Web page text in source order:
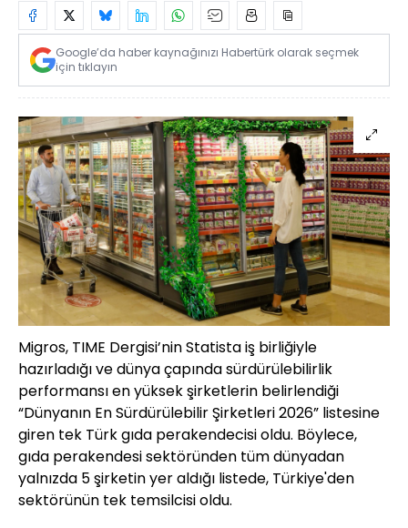
Google’da haber kaynağınızı Habertürk olarak seçmek
için tıklayın
Migros, TIME Dergisi’nin Statista iş birliğiyle
hazırladığı ve dünya çapında sürdürülebilirlik
performansı en yüksek şirketlerin belirlendiği
“Dünyanın En Sürdürülebilir Şirketleri 2026” listesine
giren tek Türk gıda perakendecisi oldu. Böylece,
gıda perakendesi sektöründen tüm dünyadan
yalnızda 5 şirketin yer aldığı listede, Türkiye'den
sektörünün tek temsilcisi oldu.